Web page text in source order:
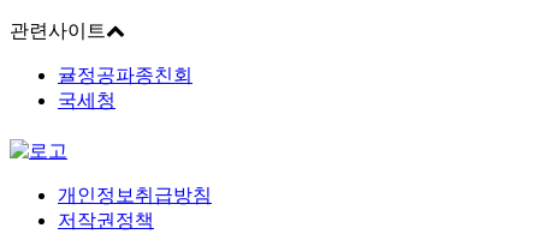
관련사이트
귤정공파종친회
국세청
개인정보취급방침
저작권정책